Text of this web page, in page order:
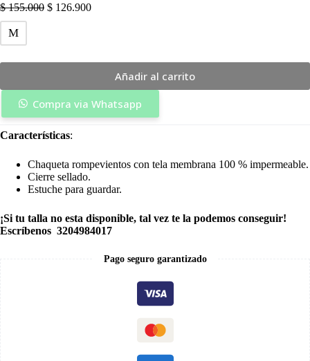
$155.000 $ 126.900
M
Añadir al carrito
Compra via Whatsapp
Características:
Chaqueta rompevientos con tela membrana 100 % impermeable.
Cierre sellado.
Estuche para guardar.
¡Si tu talla no esta disponible, tal vez te la podemos conseguir!
Escríbenos 3204984017
Pago seguro garantizado